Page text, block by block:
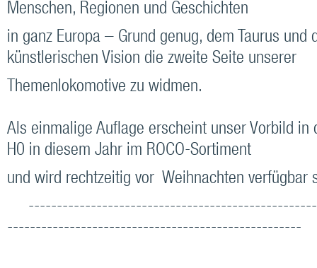
Menschen, Regionen und Geschichten
in ganz Europa – Grund genug, dem Taurus und
künstlerischen Vision die zweite Seite unserer
Themenlokomotive zu widmen.
Als einmalige Auflage erscheint unser Vorbild in
H0 in diesem Jahr im ROCO-Sortiment
und wird rechtzeitig vor Weihnachten verfügbar
----------------------------------------------------